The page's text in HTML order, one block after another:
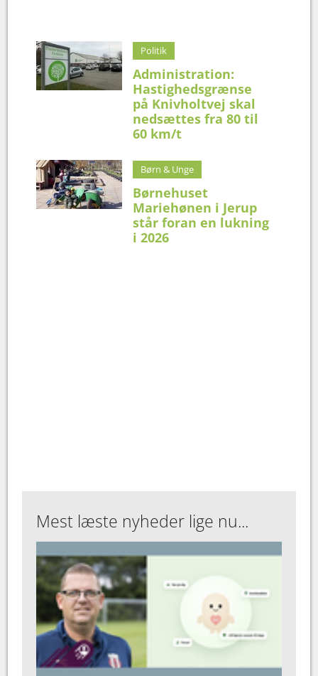
Politik
Administration:
Hastighedsgrænse
på Knivholtvej skal
nedsættes fra 80 til
60 km/t
Børn & Unge
Børnehuset
Mariehønen i Jerup
står foran en lukning
i 2026
Mest læste nyheder lige nu...